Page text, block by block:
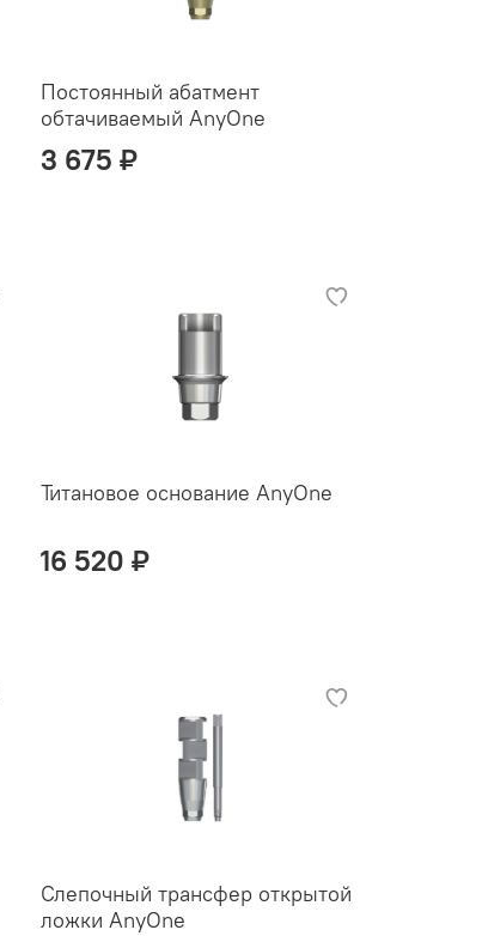
Постоянный абатмент
обтачиваемый AnyOne
3 675 ₽
Титановое основание AnyOne
16 520 ₽
Слепочный трансфер открытой
ложки AnyOne